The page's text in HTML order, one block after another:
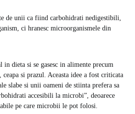
de unii ca fiind carbohidrati nedigestibili,
ci hranesc microorganismele din
in dieta si se gasesc in alimente precum
si prazul. Aceasta idee a fost criticata
slabe si unii oameni de stiinta prefera sa
accesibili la microbi”, deoarece
pe care microbii le pot folosi.